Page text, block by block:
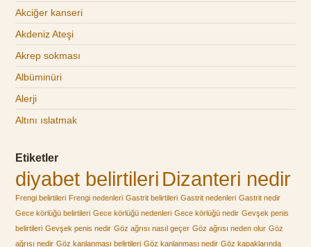
Akciğer kanseri
Akdeniz Ateşi
Akrep sokması
Albüminüri
Alerji
Altını ıslatmak
Etiketler
diyabet belirtileri Dizanteri nedir
Frengi belirtileri Frengi nedenleri Gastrit belirtileri Gastrit nedenleri Gastrit nedir
Gece körlüğü belirtileri Gece körlüğü nedenleri Gece körlüğü nedir Gevşek penis
belirtileri Gevşek penis nedir Göz ağrısı nasıl geçer Göz ağrısı neden olur Göz
ağrısı nedir Göz kanlanması belirtileri Göz kanlanması nedir Göz kapaklarında